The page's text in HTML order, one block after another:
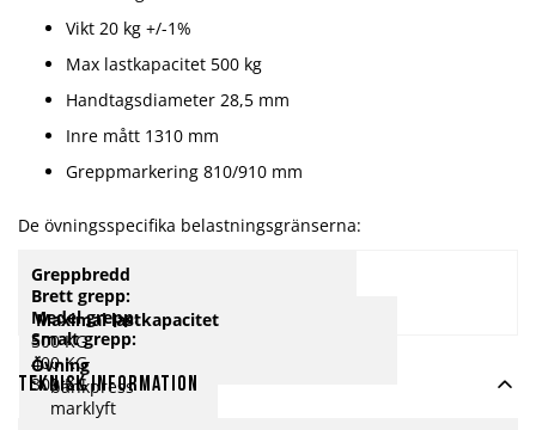
Vikt 20 kg +/-1%
Max lastkapacitet 500 kg
Handtagsdiameter 28,5 mm
Inre mått 1310 mm
Greppmarkering 810/910 mm
De övningsspecifika belastningsgränserna:
Greppbredd
Maximal lastkapacitet
Övning
Brett grepp:
500 KG
bänkpress
Medel grepp:
400 KG
marklyft
Smalt grepp:
300 KG
Teknisk information